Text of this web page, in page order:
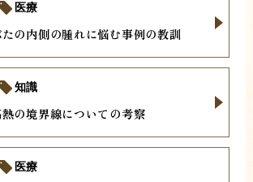
の内側の腫れに悩む事例の教訓
医療
の境界線についての考察
知識
医療